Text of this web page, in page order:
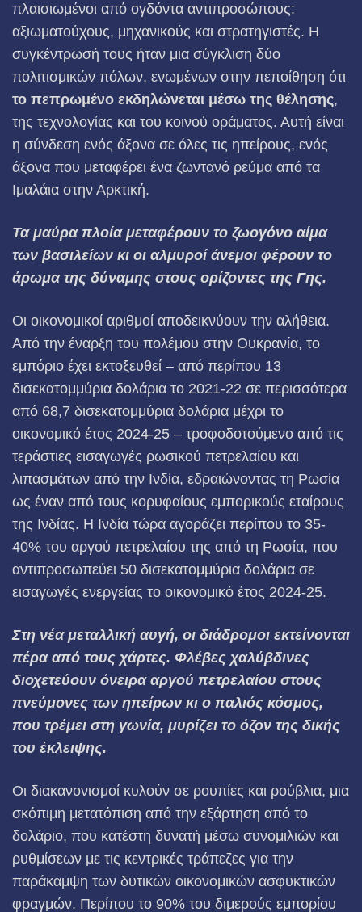
πλαισιωμένοι από ογδόντα αντιπροσώπους:
αξιωματούχους, μηχανικούς και στρατηγιστές. Η
συγκέντρωσή τους ήταν μια σύγκλιση δύο
πολιτισμικών πόλων, ενωμένων στην πεποίθηση ότι
το πεπρωμένο εκδηλώνεται μέσω της θέλησης,
της τεχνολογίας και του κοινού οράματος. Αυτή είναι
η σύνδεση ενός άξονα σε όλες τις ηπείρους, ενός
άξονα που μεταφέρει ένα ζωντανό ρεύμα από τα
Ιμαλάια στην Αρκτική.
Τα μαύρα πλοία μεταφέρουν το ζωογόνο αίμα
των βασιλείων κι οι αλμυροί άνεμοι φέρουν το
άρωμα της δύναμης στους ορίζοντες της Γης.
Οι οικονομικοί αριθμοί αποδεικνύουν την αλήθεια.
Από την έναρξη του πολέμου στην Ουκρανία, το
εμπόριο έχει εκτοξευθεί – από περίπου 13
δισεκατομμύρια δολάρια το 2021-22 σε περισσότερα
από 68,7 δισεκατομμύρια δολάρια μέχρι το
οικονομικό έτος 2024-25 – τροφοδοτούμενο από τις
τεράστιες εισαγωγές ρωσικού πετρελαίου και
λιπασμάτων από την Ινδία, εδραιώνοντας τη Ρωσία
ως έναν από τους κορυφαίους εμπορικούς εταίρους
της Ινδίας. Η Ινδία τώρα αγοράζει περίπου το 35-
40% του αργού πετρελαίου της από τη Ρωσία, που
αντιπροσωπεύει 50 δισεκατομμύρια δολάρια σε
εισαγωγές ενεργείας το οικονομικό έτος 2024-25.
Στη νέα μεταλλική αυγή, οι διάδρομοι εκτείνονται
πέρα από τους χάρτες. Φλέβες χαλύβδινες
διοχετεύουν όνειρα αργού πετρελαίου στους
πνεύμονες των ηπείρων κι ο παλιός κόσμος,
που τρέμει στη γωνία, μυρίζει το όζον της δικής
του έκλειψης.
Οι διακανονισμοί κυλούν σε ρουπίες και ρούβλια, μια
σκόπιμη μετατόπιση από την εξάρτηση από το
δολάριο, που κατέστη δυνατή μέσω συνομιλιών και
ρυθμίσεων με τις κεντρικές τράπεζες για την
παράκαμψη των δυτικών οικονομικών ασφυκτικών
φραγμών. Περίπου το 90% του διμερούς εμπορίου